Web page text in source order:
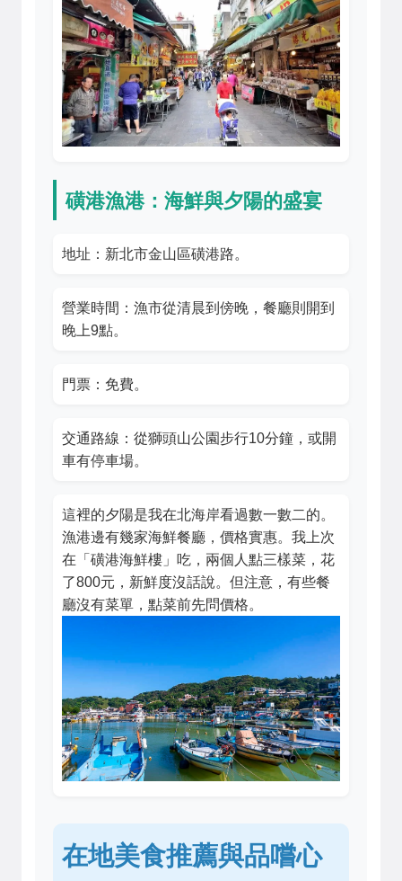
磺港漁港：海鮮與夕陽的盛宴
地址：新北市金山區磺港路。
營業時間：漁市從清晨到傍晚，餐廳則開到
晚上9點。
門票：免費。
交通路線：從獅頭山公園步行10分鐘，或開
車有停車場。
這裡的夕陽是我在北海岸看過數一數二的。
漁港邊有幾家海鮮餐廳，價格實惠。我上次
在「磺港海鮮樓」吃，兩個人點三樣菜，花
了800元，新鮮度沒話說。但注意，有些餐
廳沒有菜單，點菜前先問價格。
在地美食推薦與品嚐心